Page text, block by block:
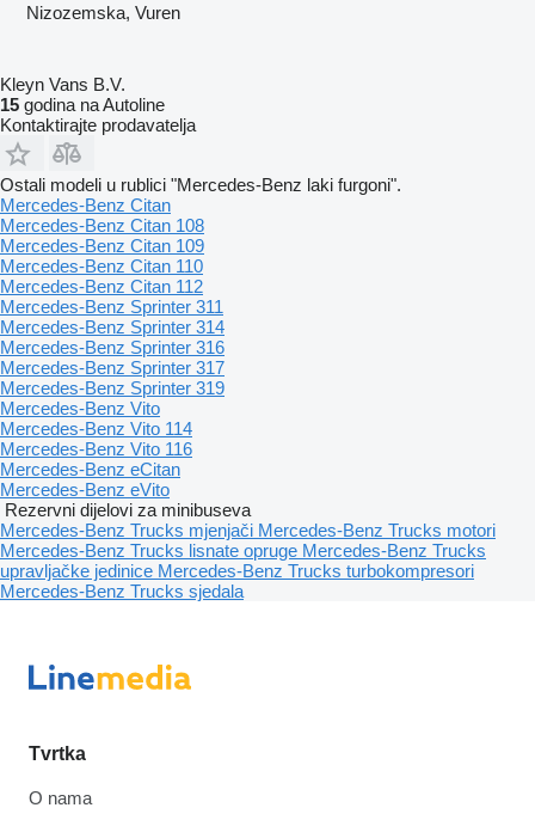
Nizozemska, Vuren
Kleyn Vans B.V.
15 godina na Autoline
Kontaktirajte prodavatelja
Ostali modeli u rublici "Mercedes-Benz laki furgoni".
Mercedes-Benz Citan
Mercedes-Benz Citan 108
Mercedes-Benz Citan 109
Mercedes-Benz Citan 110
Mercedes-Benz Citan 112
Mercedes-Benz Sprinter 311
Mercedes-Benz Sprinter 314
Mercedes-Benz Sprinter 316
Mercedes-Benz Sprinter 317
Mercedes-Benz Sprinter 319
Mercedes-Benz Vito
Mercedes-Benz Vito 114
Mercedes-Benz Vito 116
Mercedes-Benz eCitan
Mercedes-Benz eVito
Rezervni dijelovi za minibuseva
Mercedes-Benz Trucks mjenjači Mercedes-Benz Trucks motori
Mercedes-Benz Trucks lisnate opruge Mercedes-Benz Trucks
upravljačke jedinice Mercedes-Benz Trucks turbokompresori
Mercedes-Benz Trucks sjedala
Tvrtka
O nama